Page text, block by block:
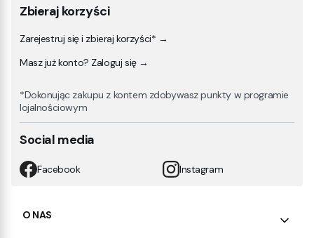
Zbieraj korzyści
Zarejestruj się i zbieraj korzyści* →
Masz już konto? Zaloguj się →
*Dokonując zakupu z kontem zdobywasz punkty w programie
lojalnościowym
Social media
Facebook Instagram
Linki w stopce
O NAS